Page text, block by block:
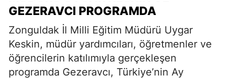
GEZERAVCI PROGRAMDA
Zonguldak İl Milli Eğitim Müdürü Uygar
Keskin, müdür yardımcıları, öğretmenler ve
öğrencilerin katılımıyla gerçekleşen
programda Gezeravcı, Türkiye’nin Ay